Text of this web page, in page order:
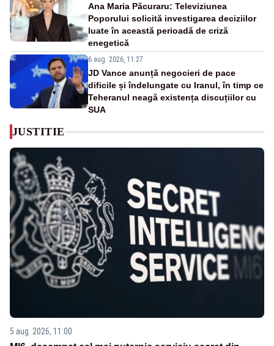
Ana Maria Păcuraru: Televiziunea
Poporului solicită investigarea deciziilor
luate în această perioadă de criză
enegetică
6 aug. 2026, 11:27
JD Vance anunță negocieri de pace
dificile și îndelungate cu Iranul, în timp ce
Teheranul neagă existența discuțiilor cu
SUA
JUSTITIE
5 aug. 2026, 11:00